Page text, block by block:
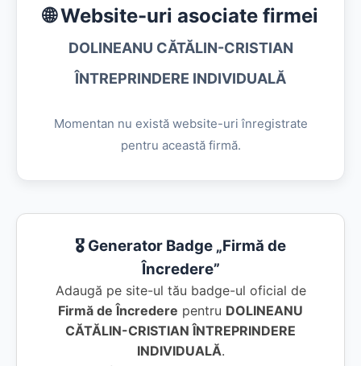
🌐 Website-uri asociate firmei
DOLINEANU CĂTĂLIN-CRISTIAN
ÎNTREPRINDERE INDIVIDUALĂ
Momentan nu există website-uri înregistrate
pentru această firmă.
🎖️ Generator Badge „Firmă de
Încredere”
Adaugă pe site-ul tău badge-ul oficial de
Firmă de Încredere pentru DOLINEANU
CĂTĂLIN-CRISTIAN ÎNTREPRINDERE
INDIVIDUALĂ.